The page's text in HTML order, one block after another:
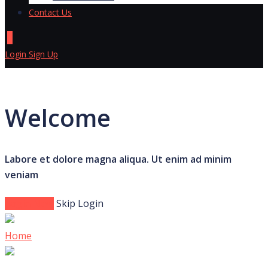
Contact Us
Login Sign Up
Welcome
Labore et dolore magna aliqua. Ut enim ad minim
veniam
Skip Login
Home